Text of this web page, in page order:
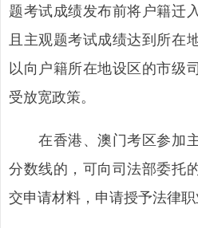
题考试成绩发布前将户籍迁
且主观题考试成绩达到所在
以向户籍所在地设区的市级
受放宽政策。
在香港、澳门考区参加
分数线的，可向司法部委托
交申请材料，申请授予法律职